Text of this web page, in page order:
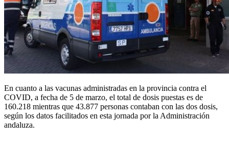
En cuanto a las vacunas administradas en la provincia contra el
COVID, a fecha de 5 de marzo, el total de dosis puestas es de
160.218 mientras que 43.877 personas contaban con las dos dosis,
según los datos facilitados en esta jornada por la Administración
andaluza.